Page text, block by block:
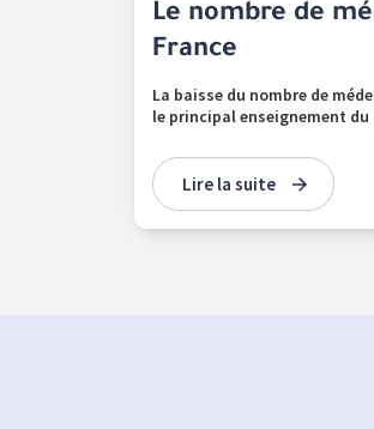
Le nombre de
France
La baisse du nombre de
le principal enseignement
Lire la suite